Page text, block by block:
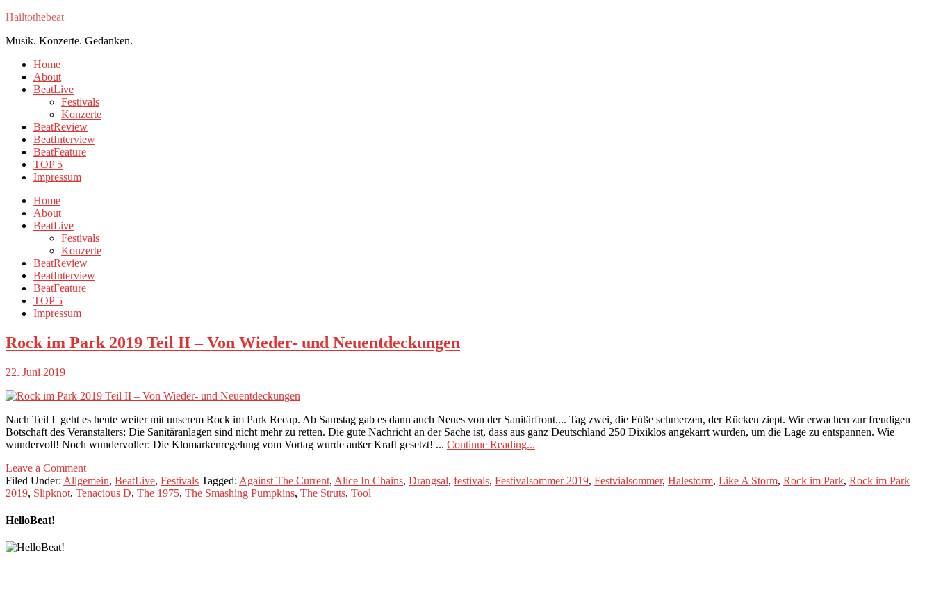
Hailtothebeat
Musik. Konzerte. Gedanken.
Home
About
BeatLive
Festivals
Konzerte
BeatReview
BeatInterview
BeatFeature
TOP 5
Impressum
Home
About
BeatLive
Festivals
Konzerte
BeatReview
BeatInterview
BeatFeature
TOP 5
Impressum
Rock im Park 2019 Teil II – Von Wieder- und Neuentdeckungen
22. Juni 2019
Nach Teil I geht es heute weiter mit unserem Rock im Park Recap. Ab Samstag gab es dann auch Neues von der Sanitärfront.... Tag zwei, die Füße schmerzen, der Rücken ziept. Wir erwachen zur freudigen
Botschaft des Veranstalters: Die Sanitäranlagen sind nicht mehr zu retten. Die gute Nachricht an der Sache ist, dass aus ganz Deutschland 250 Dixiklos angekarrt wurden, um die Lage zu entspannen. Wie
wundervoll! Noch wundervoller: Die Klomarkenregelung vom Vortag wurde außer Kraft gesetzt! ... Continue Reading...
Leave a Comment
Filed Under: Allgemein, BeatLive, Festivals Tagged: Against The Current, Alice In Chains, Drangsal, festivals, Festivalsommer 2019, Festvialsommer, Halestorm, Like A Storm, Rock im Park, Rock im Park
2019, Slipknot, Tenacious D, The 1975, The Smashing Pumpkins, The Struts, Tool
HelloBeat!